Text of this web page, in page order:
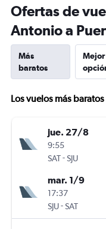
Ofertas de
Antonio a
Más
baratos
Mejor
Los vuelos más
jue. 27/8
9:55
SAT-SJU
mar. 1/9
17:37
SJU-SAT